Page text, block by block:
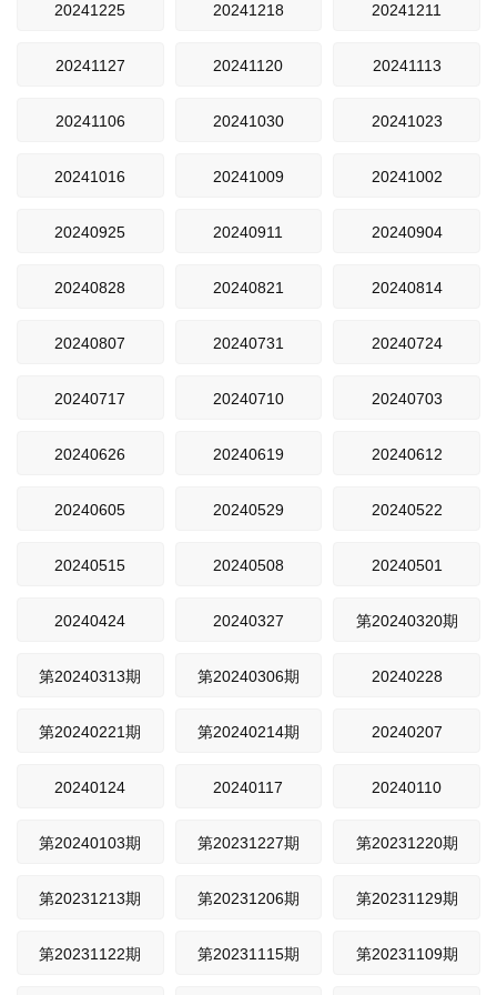
20241225 20241218 20241211
20241127 20241120 20241113
20241106 20241030 20241023
20241016 20241009 20241002
20240925 20240911 20240904
20240828 20240821 20240814
20240807 20240731 20240724
20240717 20240710 20240703
20240626 20240619 20240612
20240605 20240529 20240522
20240515 20240508 20240501
20240424 20240327 第20240320期
第20240313期 第20240306期 20240228
第20240221期 第20240214期 20240207
20240124 20240117 20240110
第20240103期 第20231227期 第20231220期
第20231213期 第20231206期 第20231129期
第20231122期 第20231115期 第20231109期